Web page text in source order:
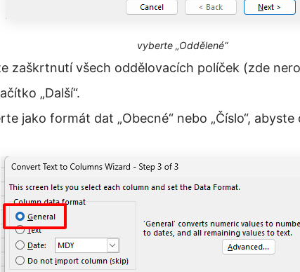
vyberte „Oddělené“
zaškrtnutí všech oddělovacích políček (zde
„Další“.
jako formát dat „Obecné“ nebo „Číslo“,